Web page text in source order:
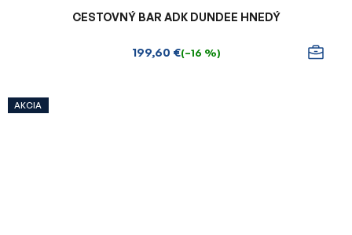
CESTOVNÝ BAR ADK DUNDEE HNEDÝ
199,60 €(–16 %)
AKCIA